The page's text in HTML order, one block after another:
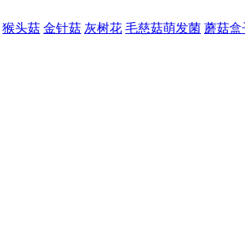
猴头菇 金针菇 灰树花 毛慈菇萌发菌 蘑菇盒